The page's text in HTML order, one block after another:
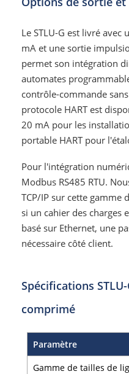
Le STLU-G est livré
mA et une sortie
permet son intégration
automates
contrôle-commande
protocole HART est
20 mA pour les
portable HART pour
Pour l'intégration
Modbus RS485 RTU.
TCP/IP sur cette gamme
si un cahier des charges
basé sur Ethernet, une
nécessaire côté client.
Spécifications
comprimé
Paramètre
Gamme de tailles de